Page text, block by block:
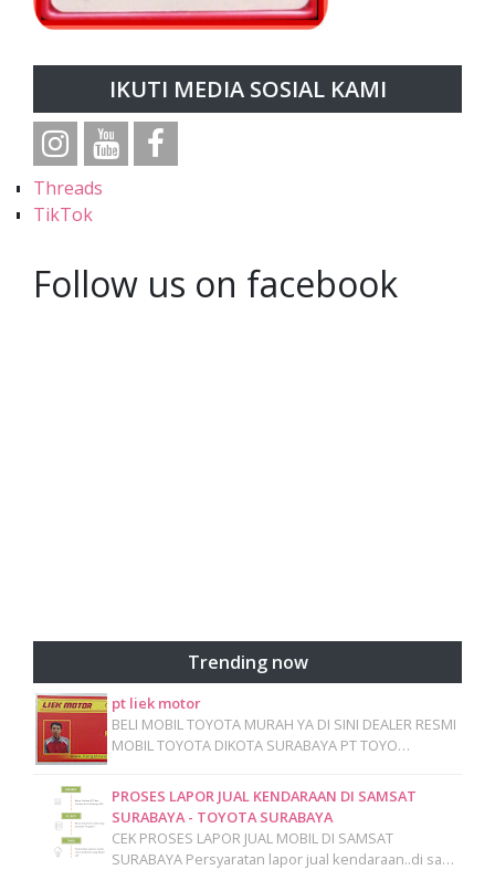
IKUTI MEDIA SOSIAL KAMI
Threads
TikTok
Follow us on facebook
Trending now
pt liek motor
BELI MOBIL TOYOTA MURAH YA DI SINI DEALER RESMI
MOBIL TOYOTA DIKOTA SURABAYA PT TOYO…
PROSES LAPOR JUAL KENDARAAN DI SAMSAT
SURABAYA - TOYOTA SURABAYA
CEK PROSES LAPOR JUAL MOBIL DI SAMSAT
SURABAYA Persyaratan lapor jual kendaraan..di sa…